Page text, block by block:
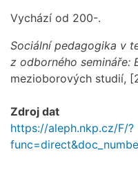
Vychází od 200-.
Sociální pedagogika v
z odborného semináře:
mezioborových studií,
Zdroj dat
https://aleph.nkp.cz/F/?